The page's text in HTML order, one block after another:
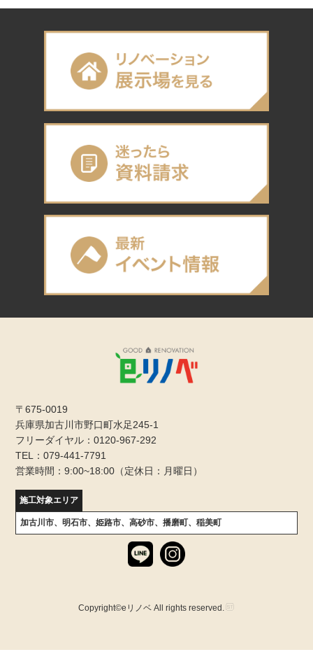
〒675-0019
兵庫県加古川市野口町水足245-1
フリーダイヤル：0120-967-292
TEL：079-441-7791
営業時間：9:00~18:00（定休日：月曜日）
施工対象エリア
加古川市、明石市、姫路市、高砂市、播磨町、稲美町
Copyright©eリノベ All rights reserved.